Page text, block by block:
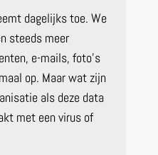
dagelijks toe. We
steeds meer
e-mails, foto’s
op. Maar wat zijn
als deze data
met een virus of